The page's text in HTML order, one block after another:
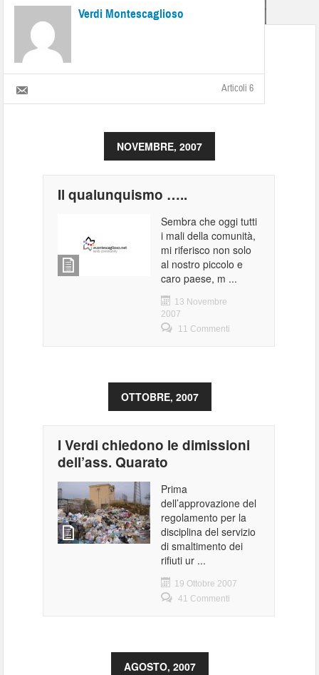
Verdi Montescaglioso
Articoli 6
NOVEMBRE, 2007
Il qualunquismo …..
Sembra che oggi tutti
i mali della comunità,
mi riferisco non solo
al nostro piccolo e
caro paese, m ...
13 Novembre
2007
11 Commenti
OTTOBRE, 2007
I Verdi chiedono le dimissioni
dell’ass. Quarato
Prima
dell’approvazione del
regolamento per la
disciplina del servizio
di smaltimento dei
rifiuti ur ...
19 Ottobre 2007
41 Commenti
AGOSTO, 2007